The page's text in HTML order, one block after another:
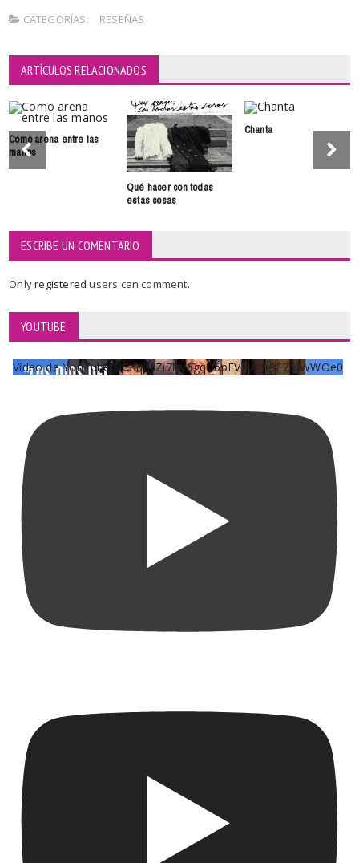
CATEGORÍAS: RESEÑAS
ARTÍCULOS RELACIONADOS
Como arena entre las
manos
Qué hacer con todas
estas cosas
Chanta
ESCRIBE UN COMENTARIO
Onlyregisteredusers can comment.
YOUTUBE
Vídeo de YouTube UCKqYjiZi7lzy6gqU6pFVFiA_A3EZ9JWWOe0